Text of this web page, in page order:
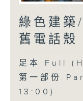
綠色建
舊電話殼
足本 Full
第一部份
13:00)